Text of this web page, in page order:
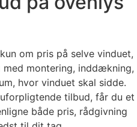
om pris på selve vinduet,
med montering, inddækning,
hvor vinduet skal sidde.
tilbud, får du et
både pris, rådgivning